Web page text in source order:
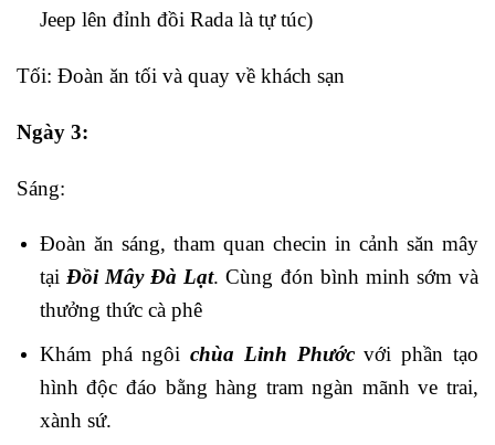
Jeep lên đỉnh đồi Rada là tự túc)
Tối: Đoàn ăn tối và quay về khách sạn
Ngày 3:
Sáng:
Đoàn ăn sáng, tham quan checin in cảnh săn mây
tại Đồi Mây Đà Lạt. Cùng đón bình minh sớm và
thưởng thức cà phê
Khám phá ngôichùa Linh Phướcvới phần tạo
hình độc đáo bằng hàng tram ngàn mãnh ve trai,
xành sứ.